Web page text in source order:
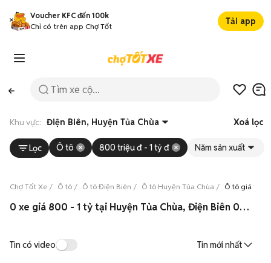
Voucher KFC đến 100k
Chỉ có trên app Chợ Tốt
Tải app
Khu vực: Điện Biên, Huyện Tủa Chùa Xoá lọc
Lọc Ô tô 800 triệu đ - 1 tỷ đ Năm sản xuất
Chợ Tốt Xe Ô tô Ô tô Điện Biên Ô tô Huyện Tủa Chùa Ô tô giá từ
0 xe giá 800 - 1 tỷ tại Huyện Tủa Chùa, Điện Biên 08/2026
Tin có video Tin mới nhất